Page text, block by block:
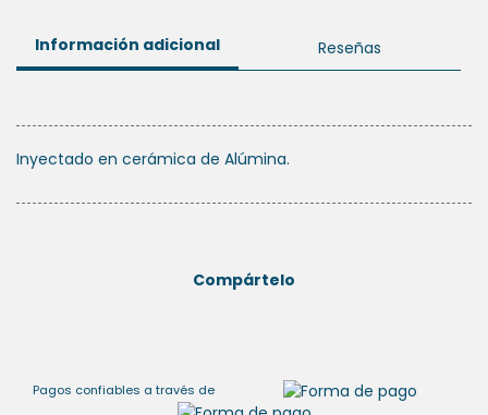
Información adicional Reseñas
Inyectado en cerámica de Alúmina.
Compártelo
Pagos confiables a través de